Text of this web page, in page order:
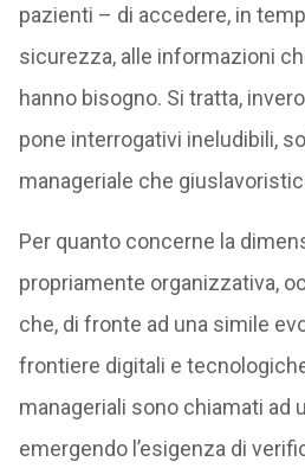
pazienti – di accedere, in
sicurezza, alle informazioni
hanno bisogno. Si tratta,
pone interrogativi ineludibili,
manageriale che
Per quanto concerne la
propriamente organizzativa,
che, di fronte ad una simile
frontiere digitali e
manageriali sono chiamati ad
emergendo l’esigenza di